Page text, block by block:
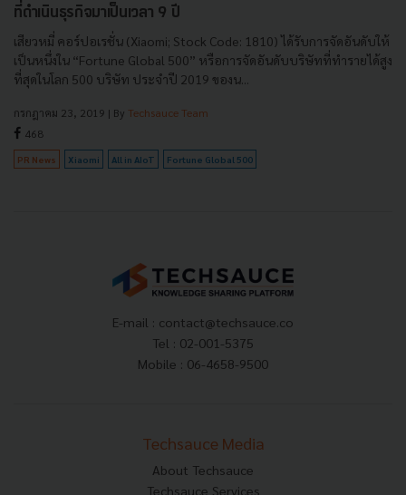
ที่ดำเนินธุรกิจมาเป็นเวลา 9 ปี
เสียวหมี่ คอร์ปอเรชั่น (Xiaomi; Stock Code: 1810) ได้รับการจัดอันดับให้
เป็นหนึ่งใน “Fortune Global 500” หรือการจัดอันดับบริษัทที่ทำรายได้สูง
ที่สุดในโลก 500 บริษัท ประจำปี 2019 ของน...
กรกฎาคม 23, 2019 | By Techsauce Team
468
PR News Xiaomi All in AIoT Fortune Global 500
E-mail : contact@techsauce.co
Tel : 02-001-5375
Mobile : 06-4658-9500
Techsauce Media
About Techsauce
Techsauce Services